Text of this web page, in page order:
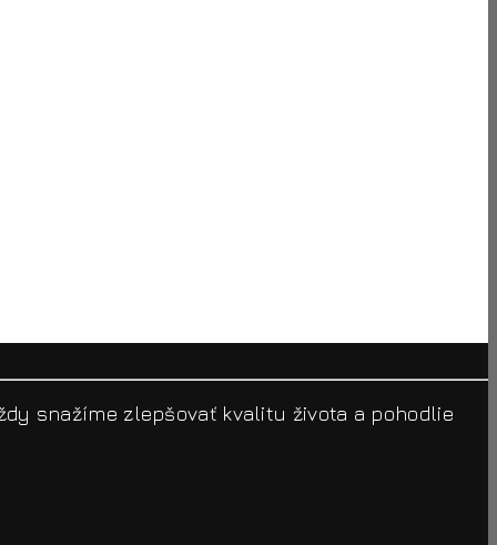
snažíme zlepšovať kvalitu života a pohodlie